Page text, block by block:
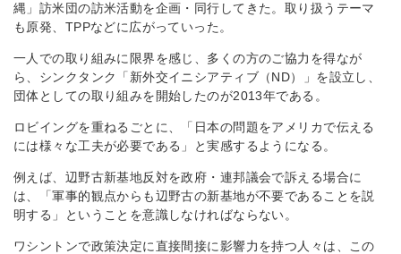
縄」訪米団の訪米活動を企画・同行してきた。取り扱うテーマ
も原発、TPPなどに広がっていった。
一人での取り組みに限界を感じ、多くの方のご協力を得なが
ら、シンクタンク「新外交イニシアティブ（ND）」を設立し、
団体としての取り組みを開始したのが2013年である。
ロビイングを重ねるごとに、「日本の問題をアメリカで伝える
には様々な工夫が必要である」と実感するようになる。
例えば、辺野古新基地反対を政府・連邦議会で訴える場合に
は、「軍事的観点からも辺野古の新基地が不要であることを説
明する」ということを意識しなければならない。
ワシントンで政策決定に直接間接に影響力を持つ人々は、この